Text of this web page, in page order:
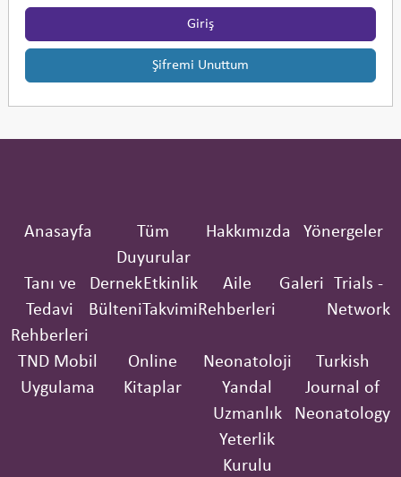
Giriş
Şifremi Unuttum
Anasayfa
Tüm
Duyurular
Hakkımızda Yönergeler
Tanı ve
Tedavi
Rehberleri
Dernek
Bülteni
Etkinlik
Takvimi
Aile
Rehberleri
Galeri
Trials -
Network
TND Mobil
Uygulama
Online
Kitaplar
Neonatoloji
Yandal
Uzmanlık
Yeterlik
Kurulu
Turkish
Journal of
Neonatology